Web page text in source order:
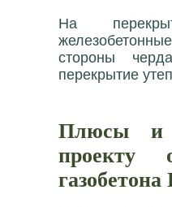
На
стороны
перекрытие
Плюсы и
проекту